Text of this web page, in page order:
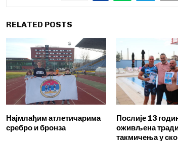
RELATED POSTS
Најмлађим атлетичарима
сребро и бронза
Послије 13
оживљена
такмичења у